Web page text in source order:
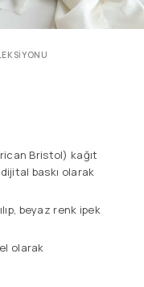
Bristol) kağıt
baskı olarak
beyaz renk ipek
olarak